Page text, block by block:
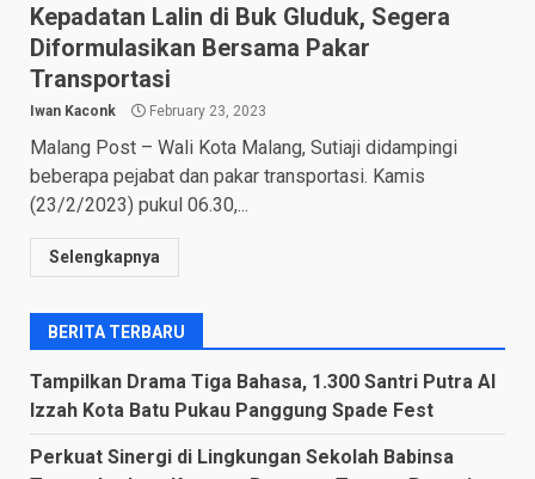
Kepadatan Lalin di Buk Gluduk, Segera
Diformulasikan Bersama Pakar
Transportasi
Iwan Kaconk February 23, 2023
Malang Post – Wali Kota Malang, Sutiaji didampingi
beberapa pejabat dan pakar transportasi. Kamis
(23/2/2023) pukul 06.30,...
Selengkapnya
BERITA TERBARU
Tampilkan Drama Tiga Bahasa, 1.300 Santri Putra Al
Izzah Kota Batu Pukau Panggung Spade Fest
Perkuat Sinergi di Lingkungan Sekolah Babinsa